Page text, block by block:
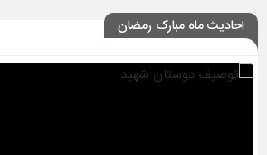
احادیث ماه مبارک رمضان